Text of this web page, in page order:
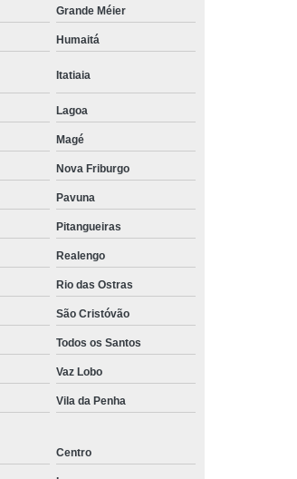
Operacional
Suporte para Monitor para Noc
para Monitor Pneumático
Grande Méier
Humaitá
Itatiaia
Lagoa
Magé
Nova Friburgo
Pavuna
Pitangueiras
Realengo
Rio das Ostras
São Cristóvão
Todos os Santos
Vaz Lobo
Vila da Penha
Centro